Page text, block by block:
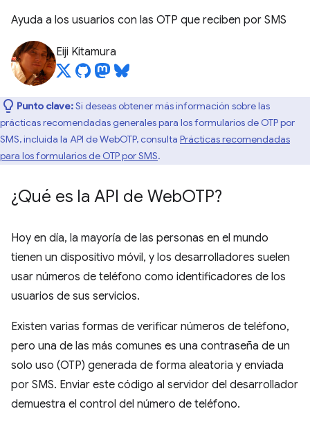
Ayuda a los usuarios con las OTP que reciben por SMS
Eiji Kitamura
Punto clave:Si deseas obtener más información sobre las
prácticas recomendadas generales para los formularios de OTP por
SMS, incluida la API de WebOTP, consulta Prácticas recomendadas
para los formularios de OTP por SMS.
¿Qué es la API de WebOTP?
Hoy en día, la mayoría de las personas en el mundo
tienen un dispositivo móvil, y los desarrolladores suelen
usar números de teléfono como identificadores de los
usuarios de sus servicios.
Existen varias formas de verificar números de teléfono,
pero una de las más comunes es una contraseña de un
solo uso (OTP) generada de forma aleatoria y enviada
por SMS. Enviar este código al servidor del desarrollador
demuestra el control del número de teléfono.